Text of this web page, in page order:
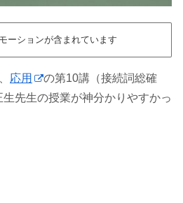
ーションが含まれています
応用
の第10講（接続詞総確
先生の授業が神分かりやすかっ